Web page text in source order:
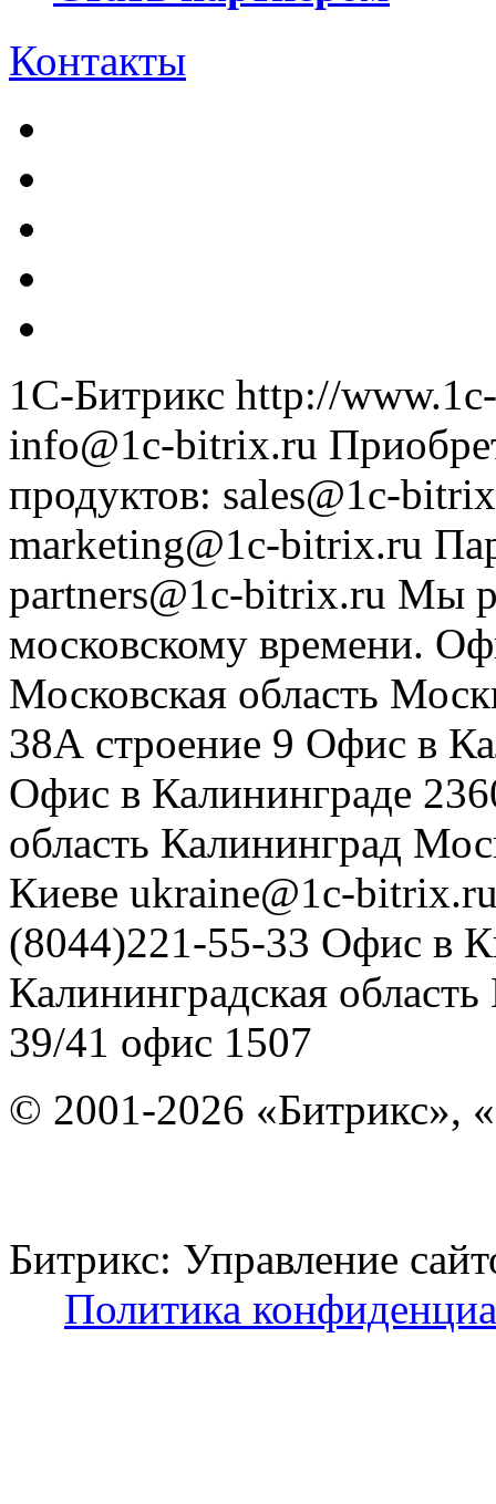
Контакты
1С-Битрикс http://
info@1c-bitrix.ru
продуктов: sales@1c-
marketing@1c-bitrix.ru
partners@1c-bitrix.ru Мы
московскому времени.
Московская область
38А строение 9 Офис в
Офис в Калининграде
область Калининград
Киеве ukraine@1c-
(8044)221-55-33 Офис в
Калининградская область
39/41 офис 1507
© 2001-2026 «Битрикс»,
Битрикс: Управление
Политика